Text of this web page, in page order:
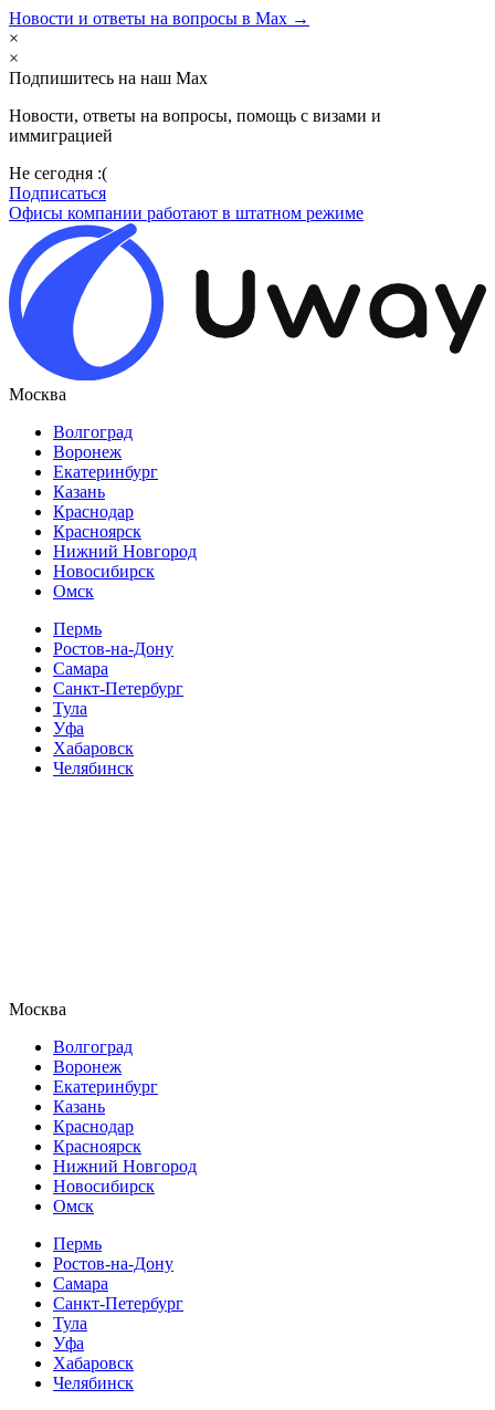
Новости и ответы на вопросы в Max →
×
×
Подпишитесь на наш Max
Новости, ответы на вопросы, помощь с визами и
иммиграцией
Не сегодня :(
Подписаться
Офисы компании работают в штатном режиме
Москва
Волгоград
Воронеж
Екатеринбург
Казань
Краснодар
Красноярск
Нижний Новгород
Новосибирск
Омск
Пермь
Ростов-на-Дону
Самара
Санкт-Петербург
Тула
Уфа
Хабаровск
Челябинск
Москва
Волгоград
Воронеж
Екатеринбург
Казань
Краснодар
Красноярск
Нижний Новгород
Новосибирск
Омск
Пермь
Ростов-на-Дону
Самара
Санкт-Петербург
Тула
Уфа
Хабаровск
Челябинск